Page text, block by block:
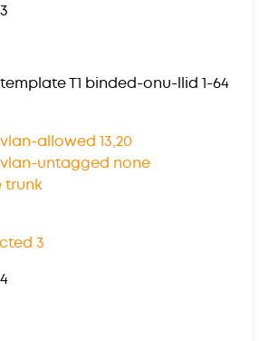
T1 binded-onu-llid 1-64
allowed 13,20
untagged none
trunk
3